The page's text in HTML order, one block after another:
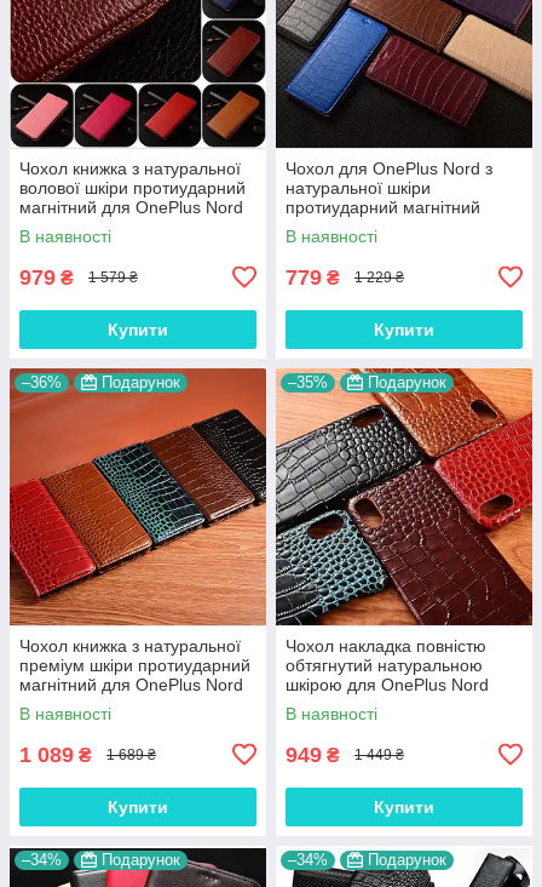
Чохол книжка з натуральної
волової шкіри протиударний
магнітний для OnePlus Nord
"BULL"
В наявності
979 ₴ 1 579 ₴
Купити
Чохол для OnePlus Nord з
натуральної шкіри
протиударний магнітний
книжка з підставкою "LUXOR"
В наявності
779 ₴ 1 229 ₴
Купити
–36% Подарунок
Чохол книжка з натуральної
преміум шкіри протиударний
магнітний для OnePlus Nord
"CROCODILE"
В наявності
1 089 ₴ 1 689 ₴
Купити
–35% Подарунок
Чохол накладка повністю
обтягнутий натуральною
шкірою для OnePlus Nord
"SIGNATURE"
В наявності
949 ₴ 1 449 ₴
Купити
–34% Подарунок –34% Подарунок